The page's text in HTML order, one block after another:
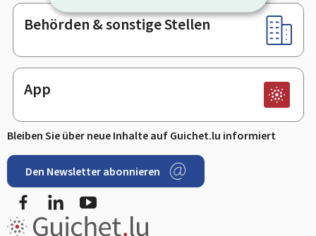
Behörden & sonstige Stellen
App
Bleiben Sie über neue Inhalte auf Guichet.lu informiert
Den Newsletter abonnieren
FacebookLinkedIn